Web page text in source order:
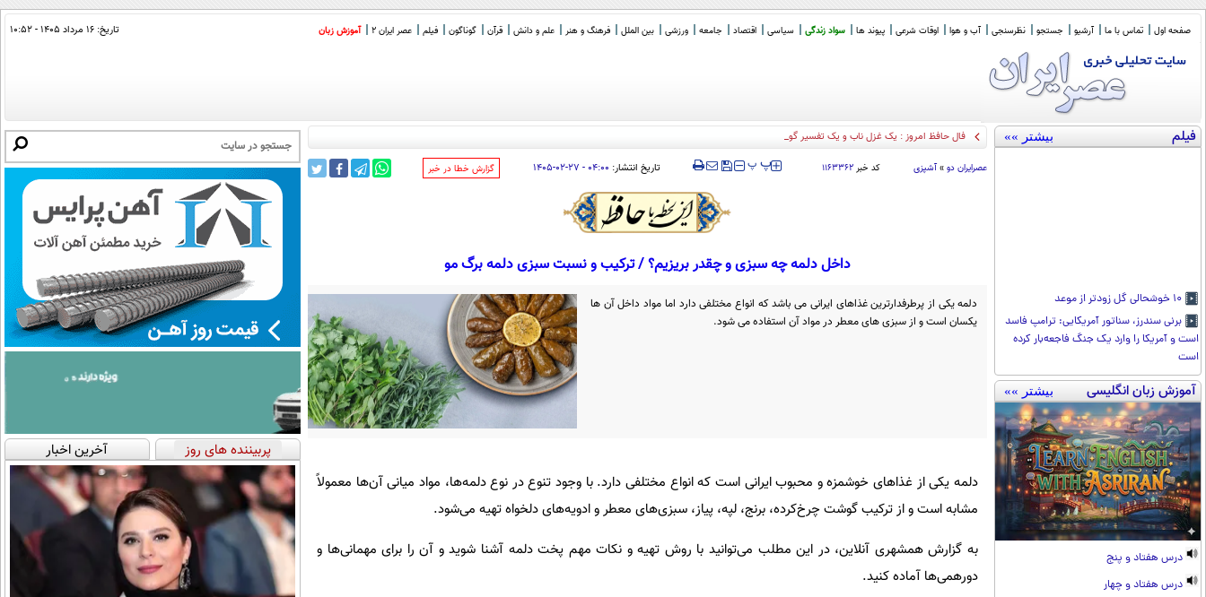
صفحه اول تماس با ما آرشیو جستجو نظرسنجی آب و هوا اوقات شرعی پیوند ها سواد زندگی سیاسی اقتصاد جامعه ورزشی بین الملل فرهنگ و هنر علم و دانش قرآن گوناگون فیلم عصر ایران 2 آموزش زبان تاریخ: ۱۶ مرداد ۱۴۰۵ - ۱۰:۵۲
فیلم بیشتر »»
برنی سندرز، سناتور آمریکایی: ترامپ فاسد
است و آمریکا را وارد یک جنگ فاجعه‌بار کرده
است
آموزش زبان انگلیسی بیشتر »»
درس هفتاد و پنج
درس هفتاد و چهار
فال حافظ امروز : یک غزل ناب و یک تفسیر گویا (28 اردیبهشت)
عصرايران دو »آشپزی کد خبر۱۱۶۳۳۶۲ ‍‍‍ پ پ تاریخ انتشار: ۰۴:۰۰ - ۲۷-۰۲-۱۴۰۵ ‌گزارش خطا در خبر
داخل دلمه چه سبزی و چقدر بریزیم؟ / ترکیب و نسبت سبزی دلمه برگ مو
دلمه یکی از پرطرفدارترین غذاهای ایرانی می باشد که انواع مختلفی دارد اما مواد داخل آن ها
یکسان است و از سبزی های معطر در مواد آن استفاده می شود.
دلمه یکی از غذاهای خوشمزه و محبوب ایرانی است که انواع مختلفی دارد. با وجود تنوع در نوع دلمه‌ها، مواد میانی آن‌ها معمولاً
مشابه است و از ترکیب گوشت چرخ‌کرده، برنج، لپه، پیاز، سبزی‌های معطر و ادویه‌های دلخواه تهیه می‌شود.
به گزارش همشهری آنلاین، در این مطلب می‌توانید با روش تهیه و نکات مهم پخت دلمه آشنا شوید و آن را برای مهمانی‌ها و
دورهمی‌ها آماده کنید.
پربیننده های روز آخرین اخبار